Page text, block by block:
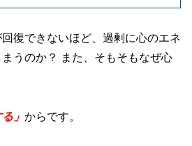
復できないほど、過剰に心のエネ
うのか？ また、そもそもなぜ心
」 からです。